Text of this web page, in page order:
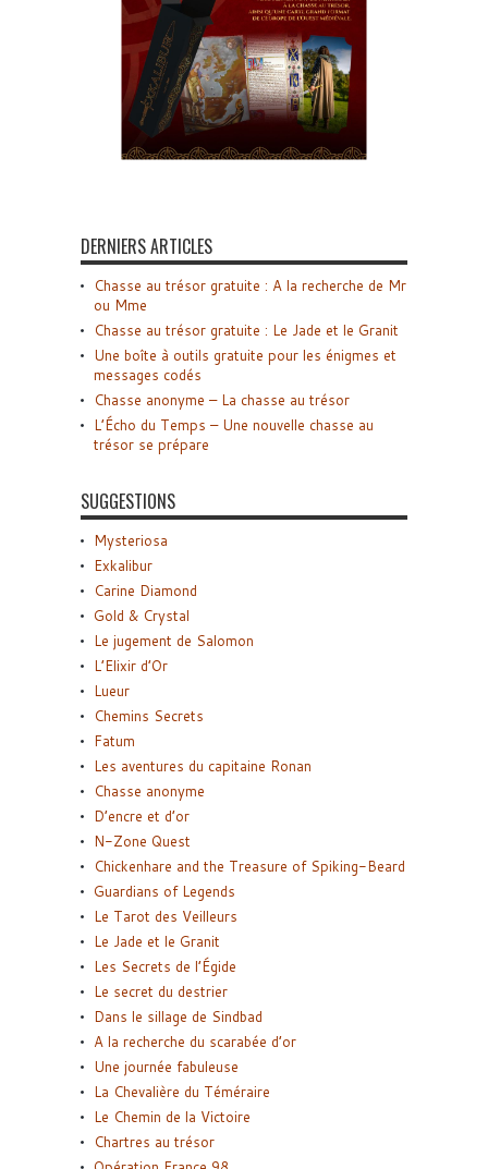
DERNIERS ARTICLES
Chasse au trésor gratuite : A la recherche de Mr
ou Mme
Chasse au trésor gratuite : Le Jade et le Granit
Une boîte à outils gratuite pour les énigmes et
messages codés
Chasse anonyme – La chasse au trésor
L’Écho du Temps – Une nouvelle chasse au
trésor se prépare
SUGGESTIONS
Mysteriosa
Exkalibur
Carine Diamond
Gold & Crystal
Le jugement de Salomon
L’Elixir d’Or
Lueur
Chemins Secrets
Fatum
Les aventures du capitaine Ronan
Chasse anonyme
D’encre et d’or
N-Zone Quest
Chickenhare and the Treasure of Spiking-Beard
Guardians of Legends
Le Tarot des Veilleurs
Le Jade et le Granit
Les Secrets de l’Égide
Le secret du destrier
Dans le sillage de Sindbad
A la recherche du scarabée d’or
Une journée fabuleuse
La Chevalière du Téméraire
Le Chemin de la Victoire
Chartres au trésor